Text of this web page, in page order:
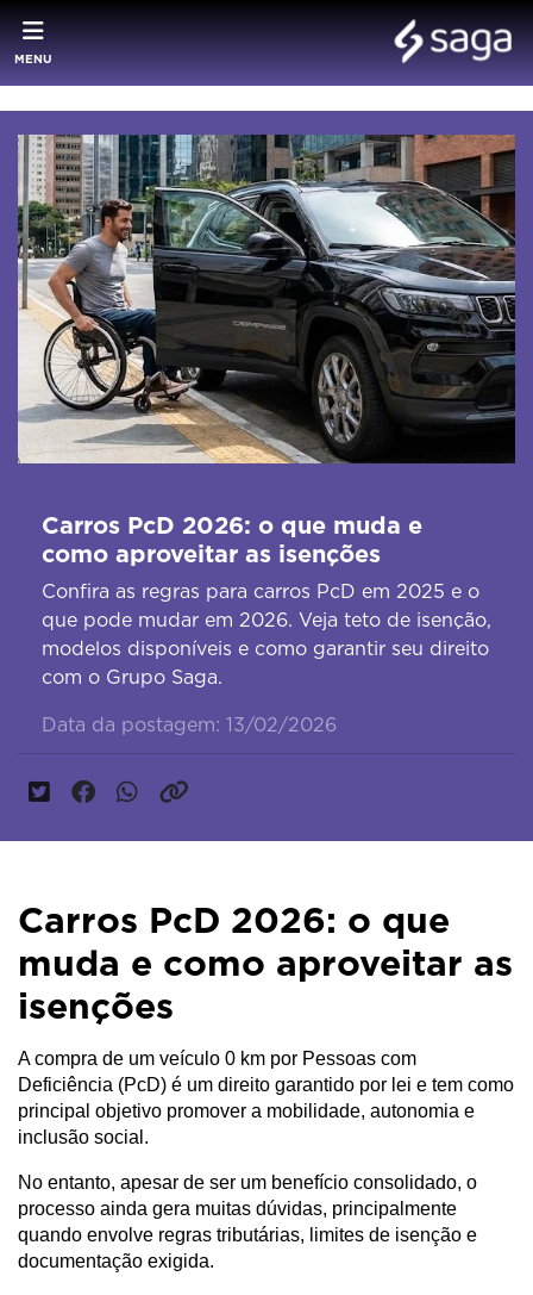
MENU
Carros PcD 2026: o que muda e
como aproveitar as isenções
Confira as regras para carros PcD em 2025 e o
que pode mudar em 2026. Veja teto de isenção,
modelos disponíveis e como garantir seu direito
com o Grupo Saga.
Data da postagem: 13/02/2026
Carros PcD 2026: o que
muda e como aproveitar as
isenções
A compra de um veículo 0 km por Pessoas com
Deficiência (PcD) é um direito garantido por lei e tem como
principal objetivo promover a mobilidade, autonomia e
inclusão social.
No entanto, apesar de ser um benefício consolidado, o
processo ainda gera muitas dúvidas, principalmente
quando envolve regras tributárias, limites de isenção e
documentação exigida.